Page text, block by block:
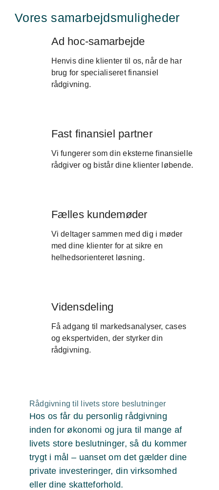
Vores samarbejdsmuligheder
Ad hoc-samarbejde
Henvis dine klienter til os, når de har
brug for specialiseret finansiel
rådgivning.
Fast finansiel partner
Vi fungerer som din eksterne finansielle
rådgiver og bistår dine klienter løbende.
Fælles kundemøder
Vi deltager sammen med dig i møder
med dine klienter for at sikre en
helhedsorienteret løsning.
Vidensdeling
Få adgang til markedsanalyser, cases
og ekspertviden, der styrker din
rådgivning.
Rådgivning til livets store beslutninger
Hos os får du personlig rådgivning
inden for økonomi og jura til mange af
livets store beslutninger, så du kommer
trygt i mål – uanset om det gælder dine
private investeringer, din virksomhed
eller dine skatteforhold.